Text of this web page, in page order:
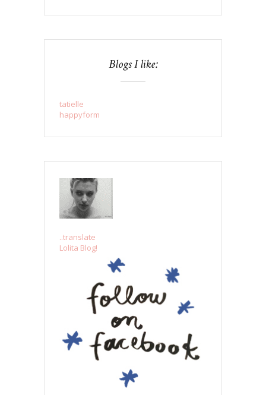
Blogs I like:
tatielle
happyform
..translate
Lolita Blog!